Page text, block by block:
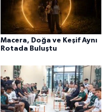
Macera, Doğa ve Keşif Aynı
Rotada Buluştu